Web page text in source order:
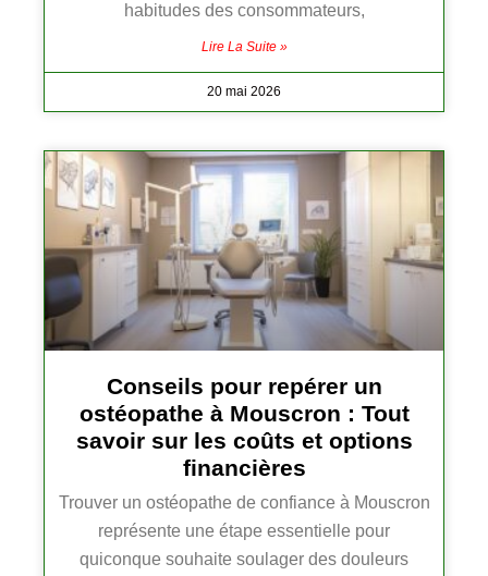
habitudes des consommateurs,
Lire La Suite »
20 mai 2026
Conseils pour repérer un
ostéopathe à Mouscron : Tout
savoir sur les coûts et options
financières
Trouver un ostéopathe de confiance à Mouscron
représente une étape essentielle pour
quiconque souhaite soulager des douleurs